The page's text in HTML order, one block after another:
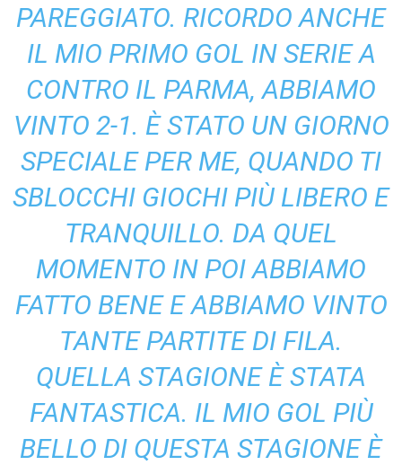
PAREGGIATO. RICORDO ANCHE
IL MIO PRIMO GOL IN SERIE A
CONTRO IL PARMA, ABBIAMO
VINTO 2-1. È STATO UN GIORNO
SPECIALE PER ME, QUANDO TI
SBLOCCHI GIOCHI PIÙ LIBERO E
TRANQUILLO. DA QUEL
MOMENTO IN POI ABBIAMO
FATTO BENE E ABBIAMO VINTO
TANTE PARTITE DI FILA.
QUELLA STAGIONE È STATA
FANTASTICA. IL MIO GOL PIÙ
BELLO DI QUESTA STAGIONE È